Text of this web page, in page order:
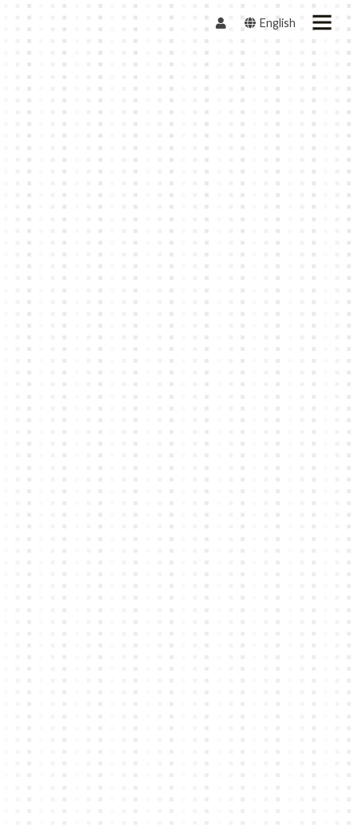
English